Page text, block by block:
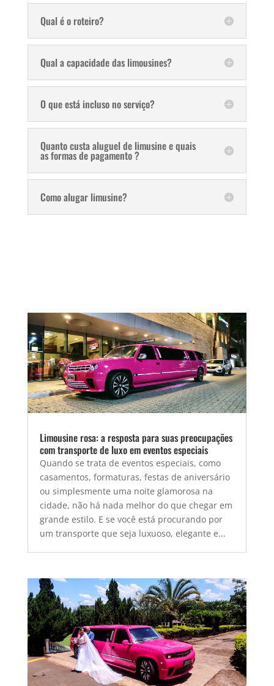
Qual é o roteiro?
Qual a capacidade das limousines?
O que está incluso no serviço?
Quanto custa aluguel de limusine e quais
as formas de pagamento ?
Como alugar limusine?
Limousine rosa: a resposta para suas preocupações
com transporte de luxo em eventos especiais
Quando se trata de eventos especiais, como
casamentos, formaturas, festas de aniversário
ou simplesmente uma noite glamorosa na
cidade, não há nada melhor do que chegar em
grande estilo. E se você está procurando por
um transporte que seja luxuoso, elegante e...